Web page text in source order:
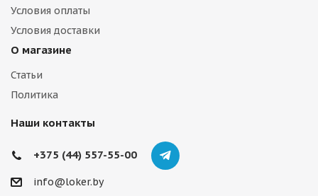
Условия оплаты
Условия доставки
О магазине
Статьи
Политика
Наши контакты
+375 (44) 557-55-00
info@loker.by